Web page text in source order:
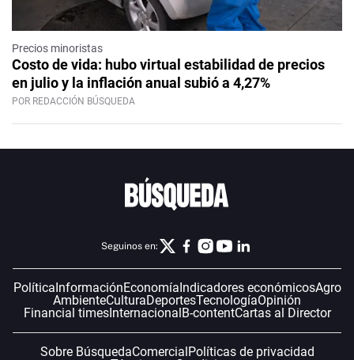
Precios minoristas
Costo de vida: hubo virtual estabilidad de precios
en julio y la inflación anual subió a 4,27%
POR REDACCIÓN BÚSQUEDA
Seguinos en:
PolíticaInformaciónEconomíaIndicadores económicosAgro
AmbienteCulturaDeportesTecnologíaOpinión
Financial timesInternacionalB-contentCartas al Director
Sobre BúsquedaComercialPolíticas de privacidad